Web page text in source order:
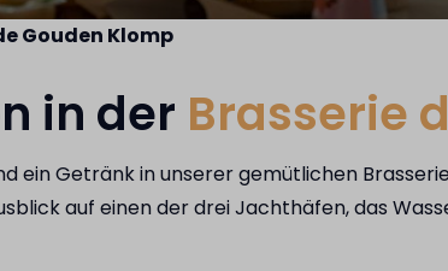
Gouden Klomp
in der Brasserie
ein Getränk in unserer gemütlichen
auf einen der drei Jachthäfen, das